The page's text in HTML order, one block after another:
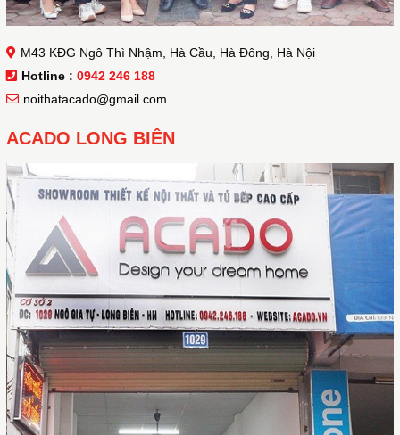
M43 KĐG Ngô Thì Nhậm, Hà Cầu, Hà Đông, Hà Nội
Hotline : 0942 246 188
noithatacado@gmail.com
ACADO LONG BIÊN